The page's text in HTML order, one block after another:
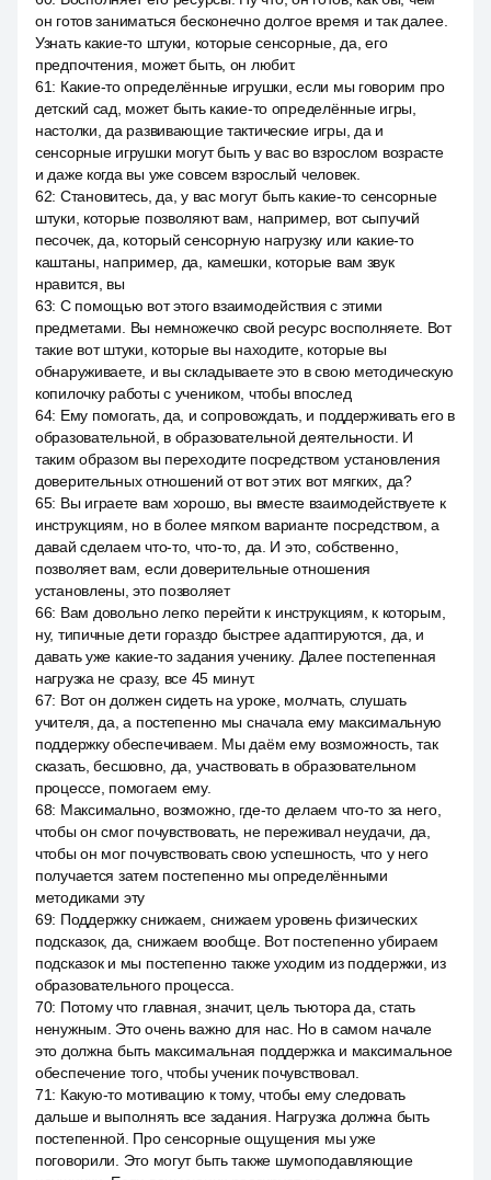
он готов заниматься бесконечно долгое время и так далее.
Узнать какие-то штуки, которые сенсорные, да, его
предпочтения, может быть, он любит.
61: Какие-то определённые игрушки, если мы говорим про
детский сад, может быть какие-то определённые игры,
настолки, да развивающие тактические игры, да и
сенсорные игрушки могут быть у вас во взрослом возрасте
и даже когда вы уже совсем взрослый человек.
62: Становитесь, да, у вас могут быть какие-то сенсорные
штуки, которые позволяют вам, например, вот сыпучий
песочек, да, который сенсорную нагрузку или какие-то
каштаны, например, да, камешки, которые вам звук
нравится, вы
63: С помощью вот этого взаимодействия с этими
предметами. Вы немножечко свой ресурс восполняете. Вот
такие вот штуки, которые вы находите, которые вы
обнаруживаете, и вы складываете это в свою методическую
копилочку работы с учеником, чтобы впослед
64: Ему помогать, да, и сопровождать, и поддерживать его в
образовательной, в образовательной деятельности. И
таким образом вы переходите посредством установления
доверительных отношений от вот этих вот мягких, да?
65: Вы играете вам хорошо, вы вместе взаимодействуете к
инструкциям, но в более мягком варианте посредством, а
давай сделаем что-то, что-то, да. И это, собственно,
позволяет вам, если доверительные отношения
установлены, это позволяет
66: Вам довольно легко перейти к инструкциям, к которым,
ну, типичные дети гораздо быстрее адаптируются, да, и
давать уже какие-то задания ученику. Далее постепенная
нагрузка не сразу, все 45 минут.
67: Вот он должен сидеть на уроке, молчать, слушать
учителя, да, а постепенно мы сначала ему максимальную
поддержку обеспечиваем. Мы даём ему возможность, так
сказать, бесшовно, да, участвовать в образовательном
процессе, помогаем ему.
68: Максимально, возможно, где-то делаем что-то за него,
чтобы он смог почувствовать, не переживал неудачи, да,
чтобы он мог почувствовать свою успешность, что у него
получается затем постепенно мы определёнными
методиками эту
69: Поддержку снижаем, снижаем уровень физических
подсказок, да, снижаем вообще. Вот постепенно убираем
подсказок и мы постепенно также уходим из поддержки, из
образовательного процесса.
70: Потому что главная, значит, цель тьютора да, стать
ненужным. Это очень важно для нас. Но в самом начале
это должна быть максимальная поддержка и максимальное
обеспечение того, чтобы ученик почувствовал.
71: Какую-то мотивацию к тому, чтобы ему следовать
дальше и выполнять все задания. Нагрузка должна быть
постепенной. Про сенсорные ощущения мы уже
поговорили. Это могут быть также шумоподавляющие